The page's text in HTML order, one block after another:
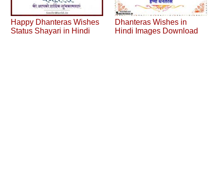
Happy Dhanteras Wishes
Status Shayari in Hindi
Dhanteras Wishes in
Hindi Images Download